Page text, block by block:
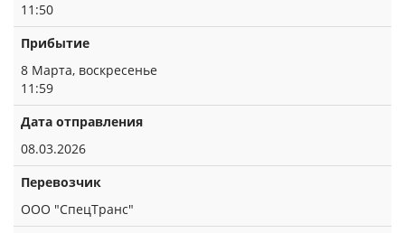
11:50
Прибытие
8 Марта, воскресенье
11:59
Дата отправления
08.03.2026
Перевозчик
ООО "СпецТранс"